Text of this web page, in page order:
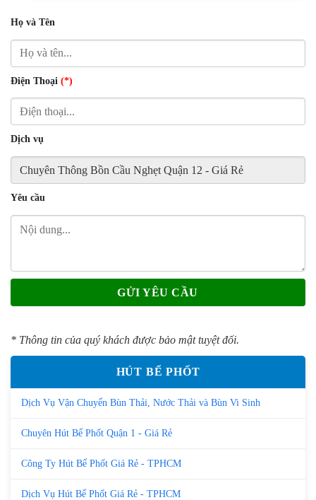
Họ và Tên
Điện Thoại (*)
Dịch vụ
Yêu cầu
* Thông tin của quý khách được bảo mật tuyệt đối.
HÚT BỂ PHỐT
Dịch Vụ Vận Chuyển Bùn Thải, Nước Thải và Bùn Vi Sinh
Chuyên Hút Bể Phốt Quận 1 - Giá Rẻ
Công Ty Hút Bể Phốt Giá Rẻ - TPHCM
Dịch Vụ Hút Bể Phốt Giá Rẻ - TPHCM